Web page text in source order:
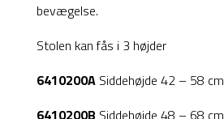
bevægelse.
Stolen kan fås i 3 højder
6410200A Siddehøjde 42 – 58 cm
6410200B Siddehøjde 48 – 68 cm